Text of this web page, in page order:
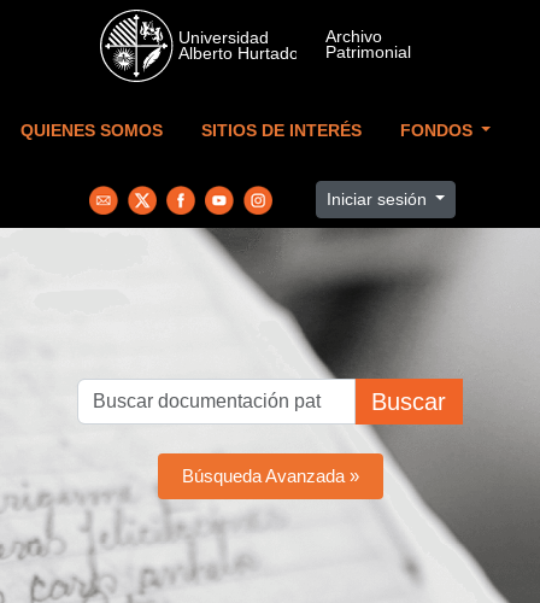
Skip to main content
QUIENES SOMOS SITIOS DE INTERÉS FONDOS
Iniciar sesión
Buscar
Búsqueda Avanzada »